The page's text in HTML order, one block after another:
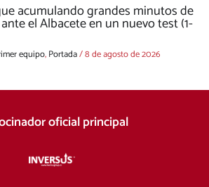
acumulando grandes minutos de
el Albacete en un nuevo test (1-
equipo,Portada/8 de agosto de 2026
oficial principal